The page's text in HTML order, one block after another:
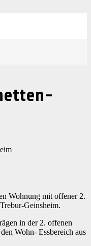
Wohnung mit offener 2.
Geinsheim.
in der 2. offenen
Wohn- Essbereich aus